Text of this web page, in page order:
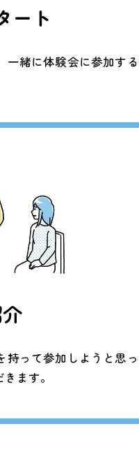
ート
一緒に体験会に参加す
持って参加しようと思
ます。